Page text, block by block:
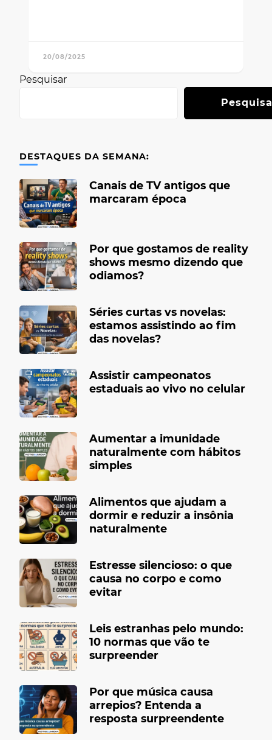
20/08/2025
Pesquisar
DESTAQUES DA SEMANA:
Canais de TV antigos que
marcaram época
Por que gostamos de reality
shows mesmo dizendo que
odiamos?
Séries curtas vs novelas:
estamos assistindo ao fim
das novelas?
Assistir campeonatos
estaduais ao vivo no celular
Aumentar a imunidade
naturalmente com hábitos
simples
Alimentos que ajudam a
dormir e reduzir a insônia
naturalmente
Estresse silencioso: o que
causa no corpo e como
evitar
Leis estranhas pelo mundo:
10 normas que vão te
surpreender
Por que música causa
arrepios? Entenda a
resposta surpreendente